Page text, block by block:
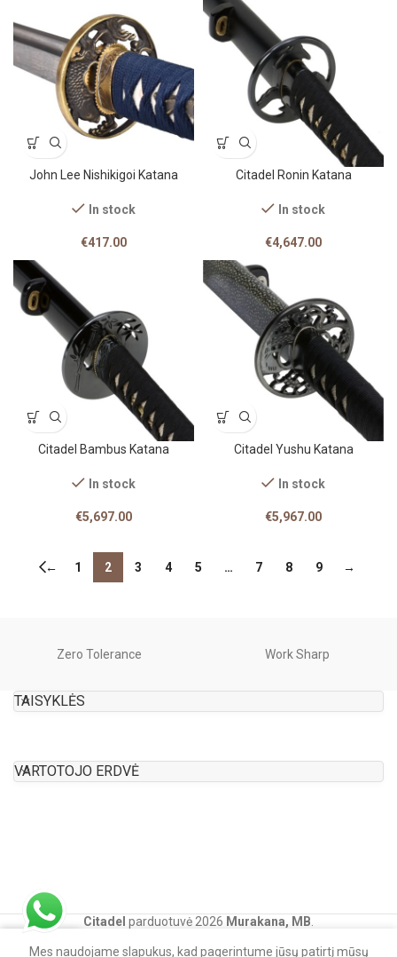
John Lee Nishikigoi Katana
In stock
€417.00
Citadel Ronin Katana
In stock
€4,647.00
Citadel Bambus Katana
In stock
€5,697.00
Citadel Yushu Katana
In stock
€5,967.00
← 1 2 3 4 5 … 7 8 9 →
Zero Tolerance Work Sharp
TAISYKLĖS
VARTOTOJO ERDVĖ
Citadel parduotuvė 2026 Murakana, MB
Mes naudojame slapukus, kad pagerintume jūsų patirtį mūsų